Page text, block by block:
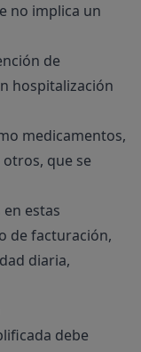
no implica un
de
hospitalización
medicamentos,
que se
estas
de facturación,
diaria,
debe